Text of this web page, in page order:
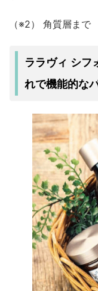
（※2） 角質層まで
ララヴィ シフ
れで機能的な